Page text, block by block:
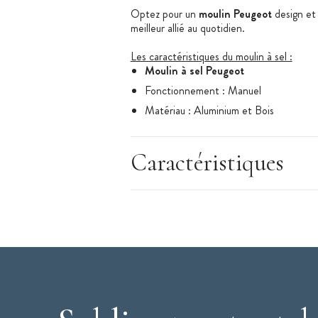
Optez pour un moulin Peugeotdesign et
meilleur allié au quotidien.
Les caractéristiques du moulin à sel :
Moulin à sel Peugeot
Fonctionnement : Manuel
Matériau : Aluminium et Bois
Dimension : 18 cm
Poids : 304 g
Couleur : Aluminium
Mécanisme garanti à vie
Caractéristiques